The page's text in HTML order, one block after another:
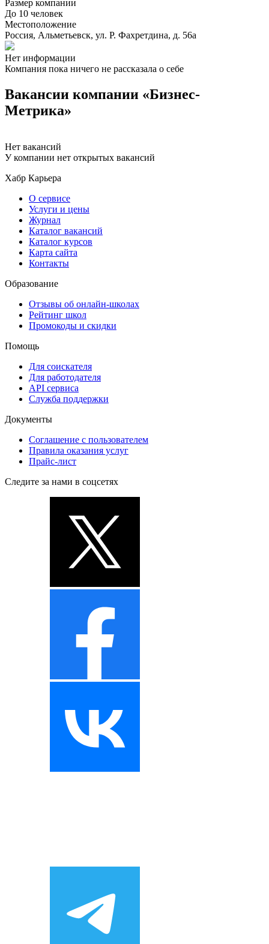
Размер компании
До 10 человек
Местоположение
Россия, Альметьевск, ул. Р. Фахретдина, д. 56а
Нет информации
Компания пока ничего не рассказала о себе
Вакансии компании «Бизнес-
Метрика»
Нет вакансий
У компании нет открытых вакансий
Хабр Карьера
О сервисе
Услуги и цены
Журнал
Каталог вакансий
Каталог курсов
Карта сайта
Контакты
Образование
Отзывы об онлайн-школах
Рейтинг школ
Промокоды и скидки
Помощь
Для соискателя
Для работодателя
API сервиса
Служба поддержки
Документы
Соглашение с пользователем
Правила оказания услуг
Прайс-лист
Следите за нами в соцсетях